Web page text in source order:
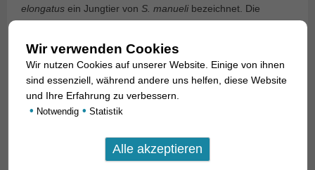
elongatus ein Jungtier von S. manuelibezeichnet. Die
beruhte also auf einer Verwechslung und
ein Synonym zu S. elongatus
Ab etwa 8 cm Länge entwickelnS. elongatus
aus senkrechten Strichen im vorderen Rückenbereich und
gleichmäßig am ganzen Körper gepunktet. Ein relativ kleiner,
rundlicher Humeralfleck ist oft vorhanden, aber manchmal
Wir verwenden Cookies
Wir nutzen Cookies auf unserer Website. Einige von ihnen
sind essenziell, während andere uns helfen, diese Website
und Ihre Erfahrung zu verbessern.
• Notwendig • Statistik